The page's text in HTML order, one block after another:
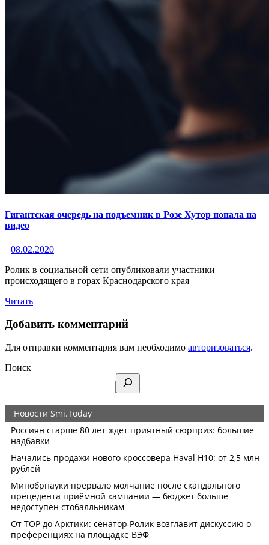
Гигантская очередь на подъемник в Розе Хутор попала на
видео
08.02.2020
Ролик в социальной сети опубликовали участники
происходящего в горах Краснодарского края
Читать
Добавить комментарий
Для отправки комментария вам необходимо авторизоваться.
Поиск